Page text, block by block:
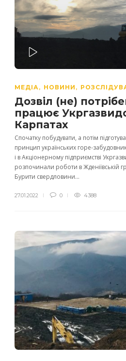
МЕДІА, НОВИНИ ,
Дозвіл (не)
працює
Карпатах
Спочатку побудувати, а потім
принцип українських горе-
і в Акціонерному підприємстві
розпочинали роботи в Жденіївській
Бурити свердловини...
27.01.2022 0 4388